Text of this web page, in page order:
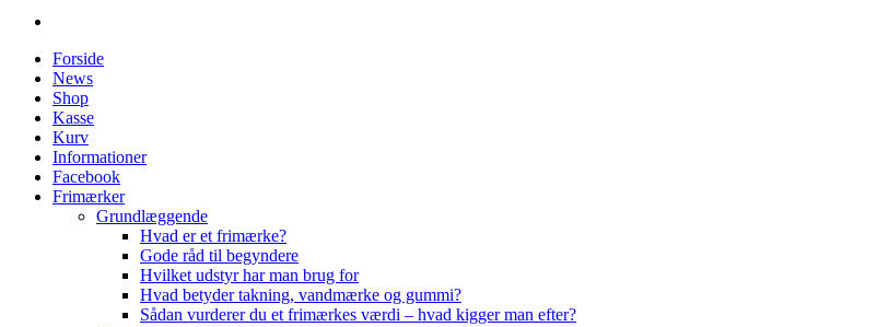
Forside
News
Shop
Kasse
Kurv
Informationer
Facebook
Frimærker
Grundlæggende
Hvad er et frimærke?
Gode råd til begyndere
Hvilket udstyr har man brug for
Hvad betyder takning, vandmærke og gummi?
Sådan vurderer du et frimærkes værdi – hvad kigger man efter?